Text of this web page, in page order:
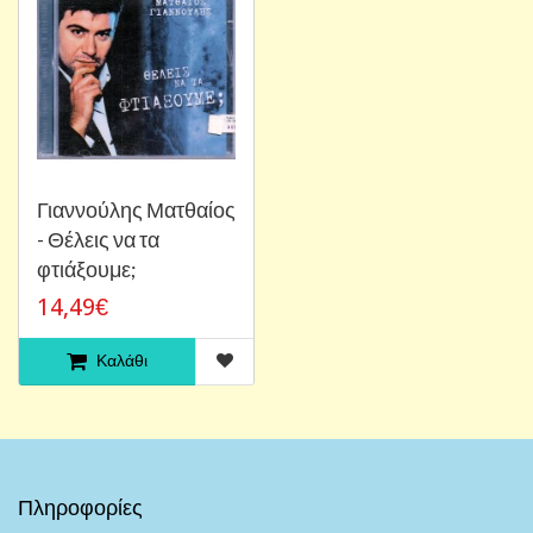
Γιαννούλης Ματθαίος
- Θέλεις να τα
φτιάξουμε;
14,49€
Καλάθι
Πληροφορίες